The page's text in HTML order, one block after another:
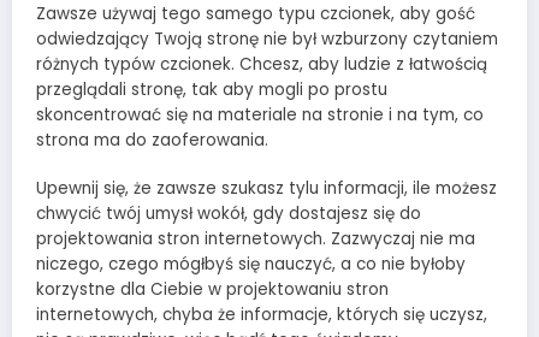
Zawsze używaj tego samego typu czcionek, aby gość
odwiedzający Twoją stronę nie był wzburzony czytaniem
różnych typów czcionek. Chcesz, aby ludzie z łatwością
przeglądali stronę, tak aby mogli po prostu
skoncentrować się na materiale na stronie i na tym, co
strona ma do zaoferowania.
Upewnij się, że zawsze szukasz tylu informacji, ile możesz
chwycić twój umysł wokół, gdy dostajesz się do
projektowania stron internetowych. Zazwyczaj nie ma
niczego, czego mógłbyś się nauczyć, a co nie byłoby
korzystne dla Ciebie w projektowaniu stron
internetowych, chyba że informacje, których się uczysz,